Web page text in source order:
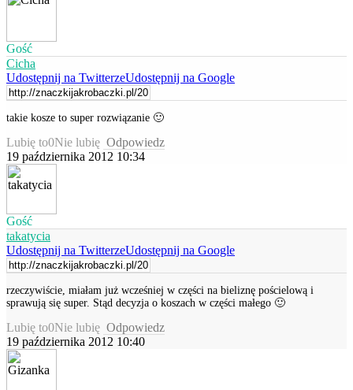
Gość
Cicha
Udostępnij na TwitterzeUdostępnij na Google
takie kosze to super rozwiązanie 🙂
Lubię to0Nie lubię Odpowiedz
19 października 2012 10:34
Gość
takatycia
Udostępnij na TwitterzeUdostępnij na Google
rzeczywiście, miałam już wcześniej w części na bieliznę pościelową i
sprawują się super. Stąd decyzja o koszach w części małego 🙂
Lubię to0Nie lubię Odpowiedz
19 października 2012 10:40